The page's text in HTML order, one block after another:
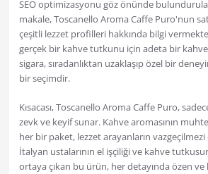
SEO optimizasyonu göz önünde
makale, Toscanello Aroma Caffe Puro'nun
çeşitli lezzet profilleri hakkında bilgi
gerçek bir kahve tutkunu için adeta bir kahve
sigara, sıradanlıktan uzaklaşıp özel bir
bir seçimdir.
Kısacası, Toscanello Aroma Caffe Puro,
zevk ve keyif sunar. Kahve aromasının
her bir paket, lezzet arayanların vazgeçilmezi
İtalyan ustalarının el işçiliği ve kahve
ortaya çıkan bu ürün, her detayında özen ve